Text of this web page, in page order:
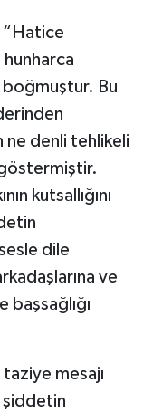
“Hatice
hunharca
Bu
ne denli tehlikeli
göstermiştir.
kutsallığını
dile
ve
başsağlığı
taziye mesajı
şiddetin